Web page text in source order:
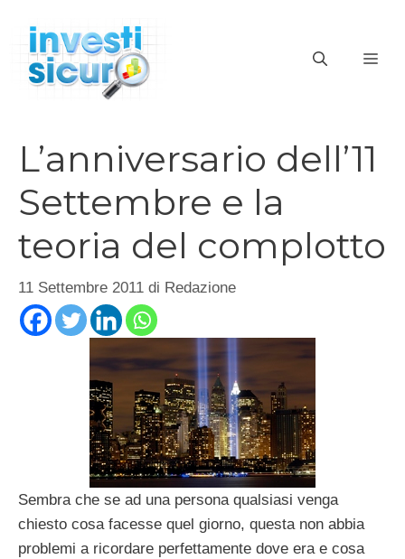
contenuto
L’anniversario dell’11
Settembre e la
teoria del complotto
11 Settembre 2011 di Redazione
Sembra che se ad una persona qualsiasi venga
chiesto cosa facesse quel giorno, questa non abbia
problemi a ricordare perfettamente dove era e cosa